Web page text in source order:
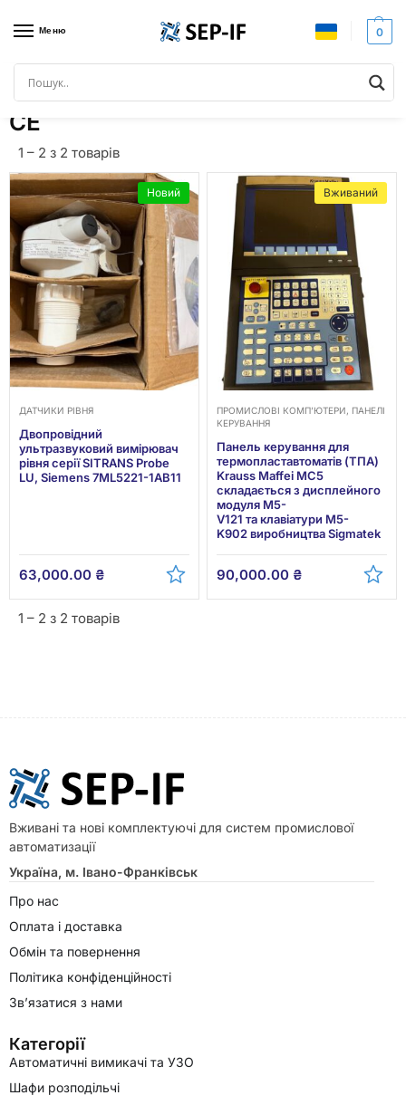
Меню 0
Головна
CE
1 – 2 з 2 товарів
Новий
ДАТЧИКИ РІВНЯ
Двопровідний
ультразвуковий вимірювач
рівня серії SITRANS Probe
LU, Siemens 7ML5221-1AB11
63,000.00 ₴
Вживаний
ПРОМИСЛОВІ КОМП’ЮТЕРИ, ПАНЕЛІ
КЕРУВАННЯ
Панель керування для
термопластавтоматів (ТПА)
Krauss Maffei MC5
складається з дисплейного
модуля M5-
V121 та клавіатури M5-
K902 виробництва Sigmatek
90,000.00 ₴
1 – 2 з 2 товарів
Вживані та нові комплектуючі для систем промислової
автоматизації
Україна, м. Івано-Франківськ
Про нас
Оплата і доставка
Обмін та повернення
Політика конфіденційності
Зв’язатися з нами
Категорії
Автоматичні вимикачі та УЗО
Шафи розподільчі